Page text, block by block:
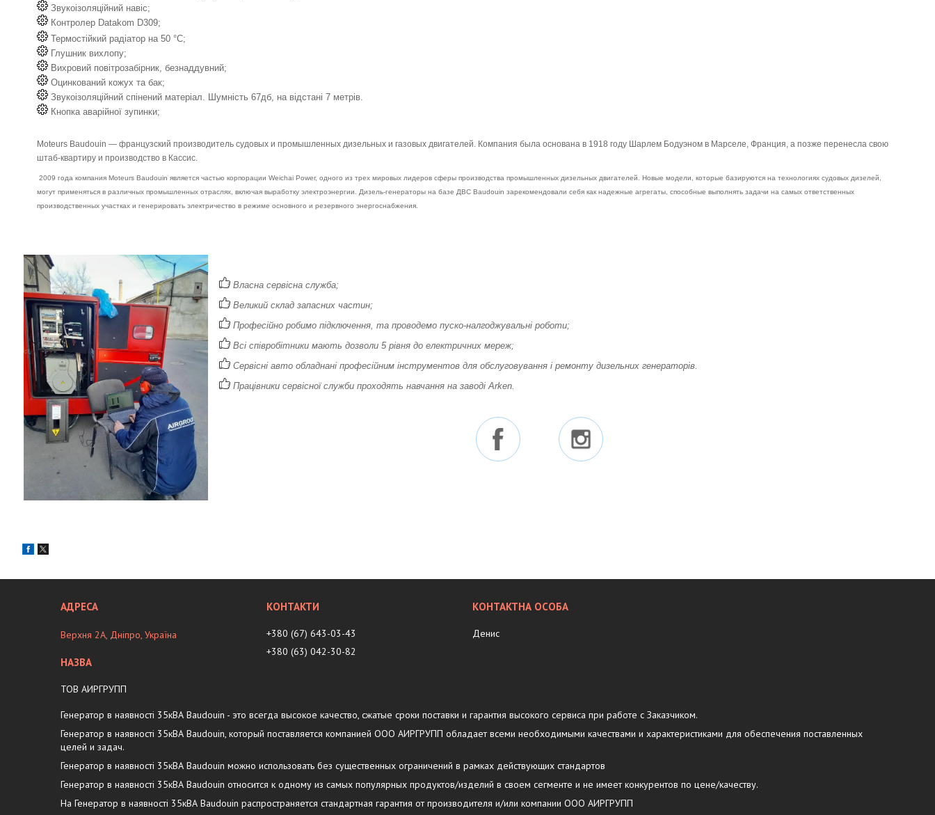
Звукоізоляційний навіс;
Контролер Datakom D309;
Термостійкий радіатор на 50 °C;
Глушник вихлопу;
Вихровий повітрозабірник, безнаддувний;
Оцинкований кожух та бак;
Звукоізоляційний спінений матеріал. Шумність 67дб, на відстані 7 метрів.
Кнопка аварійної зупинки;
Moteurs Baudouin — французский производитель судовых и промышленных дизельных и газовых двигателей. Компания была основана в 1918 году Шарлем Бодуэном в Марселе, Франция, а позже перенесла свою
штаб-квартиру и производство в Кассис.
2009 года компания Moteurs Baudouin является частью корпорации Weichai Power, одного из трех мировых лидеров сферы производства промышленных дизельных двигателей. Новые модели, которые базируются на технологиях судовых дизелей,
могут применяться в различных промышленных отраслях, включая выработку электроэнергии. Дизель-генераторы на базе ДВС Baudouin зарекомендовали себя как надежные агрегаты, способные выполнять задачи на самых ответственных
производственных участках и генерировать электричество в режиме основного и резервного энергоснабжения.
Власна сервісна служба;
Великий склад запасних частин;
Професійно робимо підключення, та проводемо пуско-налгоджувальні роботи;
Всі співробітники мають дозволи 5 рівня до електричних мереж;
Сервісні авто обладнані професійним інструментов для обслуговування і ремонту дизельних генераторів.
Працівники сервісної служби проходять навчання на заводі Arken.
Верхня 2А, Дніпро, Україна
ТОВ АИРГРУПП
+380 (67) 643-03-43
+380 (63) 042-30-82
Денис
Генератор в наявності 35кВА Baudouin - это всегда высокое качество, сжатые сроки поставки и гарантия высокого сервиса при работе с Заказчиком.
Генератор в наявності 35кВА Baudouin, который поставляется компанией ООО АИРГРУПП обладает всеми необходимыми качествами и характеристиками для обеспечения поставленных
целей и задач.
Генератор в наявності 35кВА Baudouin можно использовать без существенных ограничений в рамках действующих стандартов
Генератор в наявності 35кВА Baudouin относится к одному из самых популярных продуктов/изделий в своем сегменте и не имеет конкурентов по цене/качеству.
На Генератор в наявності 35кВА Baudouin распространяется стандартная гарантия от производителя и/или компании ООО АИРГРУПП